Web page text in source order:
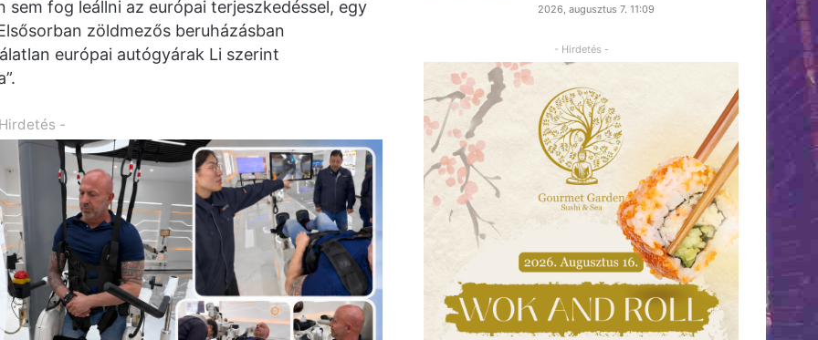
fog leállni az európai terjeszkedéssel, egy
zöldmezős beruházásban
európai autógyárak Li szerint
-
2026, augusztus 7. 11:09
- Hirdetés -